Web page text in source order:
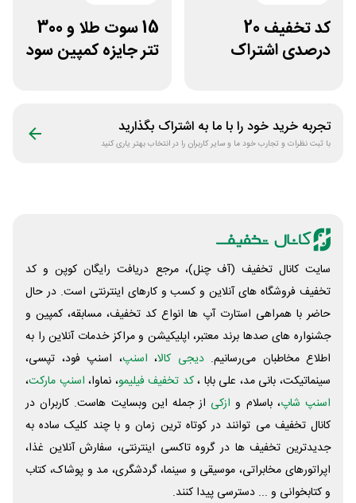
کد تخفیف 20
درصدی اشتراک
15 سوت طلا و 300
تتر جایزه کمپین سود
تجربه خرید خود را با ما به اشتراک بگذارید
با ثبت نظرات و تجارب خود ما و سایر کاربران را در انتخاب بهتر یاری کنید
سایت کانال تخفیف (آف چنل)، مرجع دریافت رایگان کوپن و کد
تخفیف فروشگاه های آنلاین و کسب و‌ کارهای اینترنتی است. در حال
حاضر با همراهی استارت آپ ها انواع کد تخفیف، مسابقه، کمپین و
جشنواره های صدها برند معتبر، اپلیکیشن و مراکز خدمات آنلاین را به
اطلاع مخاطبان می‌رسانیم. دیجی کالا، اسنپ، اسنپ فود، تپسی،
سینماتیکت، بانی مد، علی‌ بابا ،کد تخفیف فیلیمو، نماوا، اسنپ مارکت،
اسنپ شاپ، باسلام و ازکی از جمله این وبسایت ‌هاست. کاربران در
کانال تخفیف می توانند در کوتاه ترین زمان و با چند کلیک ساده به
جدیدترین تخفیف ها در گروه تاکسی اینترنتی، سفارش آنلاین غذا،
اپراتورهای مخابراتی، موسیقی و سینما، گردشگری، مد و پوشاک، کتاب
و کتابخوانی و ... دسترسی پیدا کنند.